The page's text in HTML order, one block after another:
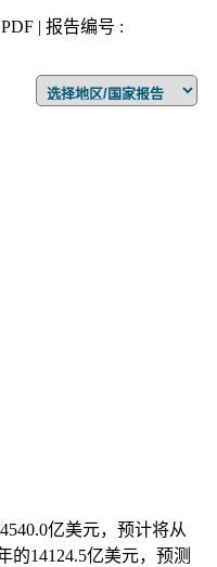
| 报告编号 :
亿美元，预计将从
的14124.5亿美元，预测